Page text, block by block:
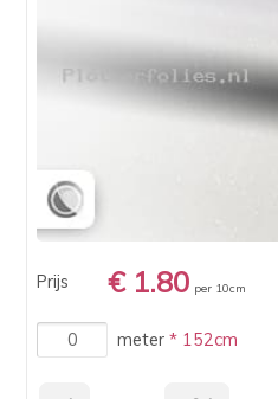
Prijs € 1.80 per 10cm
meter* 152cm